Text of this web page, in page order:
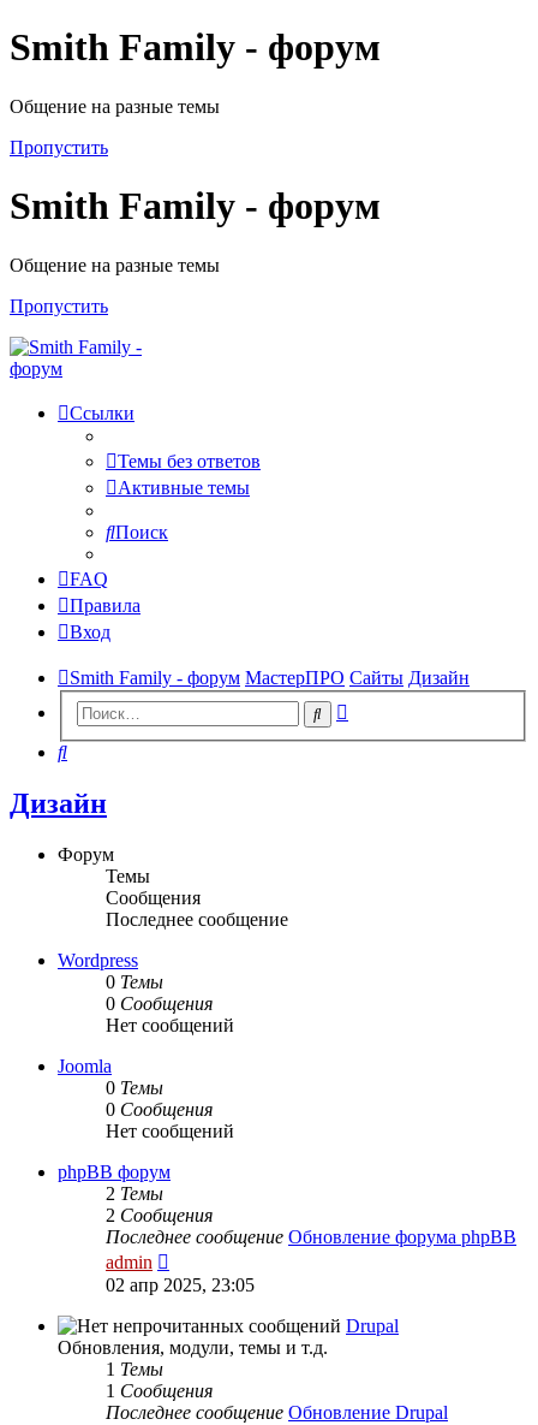
Smith Family - форум
Общение на разные темы
Пропустить
Smith Family - форум
Общение на разные темы
Пропустить
Ссылки
Темы без ответов
Активные темы
Поиск
FAQ
Правила
Вход
Smith Family - форум МастерПРО Сайты Дизайн
Поиск
Поиск
Дизайн
Форум
Темы
Сообщения
Последнее сообщение
Wordpress
0 Темы
0 Сообщения
Нет сообщений
Joomla
0 Темы
0 Сообщения
Нет сообщений
phpBB форум
2 Темы
2 Сообщения
Последнее сообщение Обновление форума phpBB
admin
к
последнему
сообщению
02 апр 2025, 23:05
Drupal
Обновления, модули, темы и т.д.
1 Темы
1 Сообщения
Последнее сообщение Обновление Drupal